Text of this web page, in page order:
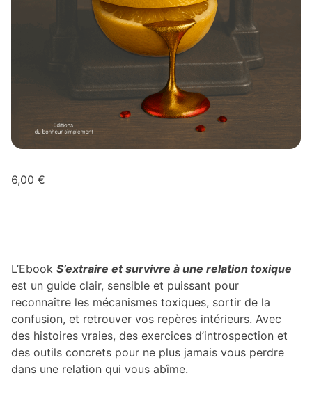
6,00 €
L’Ebook S’extraire et survivre à une relation toxique
est un guide clair, sensible et puissant pour
reconnaître les mécanismes toxiques, sortir de la
confusion, et retrouver vos repères intérieurs. Avec
des histoires vraies, des exercices d’introspection et
des outils concrets pour ne plus jamais vous perdre
dans une relation qui vous abîme.